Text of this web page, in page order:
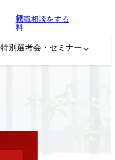
無
料
転職相談をする
特別選考会・セミナー